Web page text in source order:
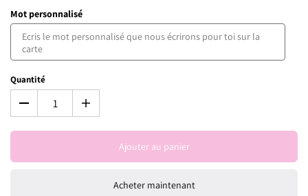
Mot personnalisé
Quantité
Ajouter au panier
Acheter maintenant